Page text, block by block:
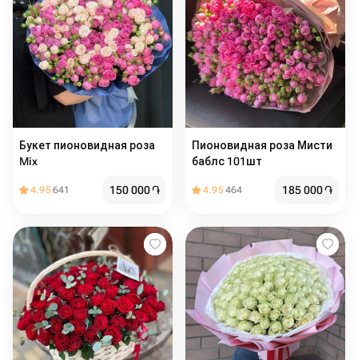
Букет пионовидная роза
Mix
4.95641 150 000֏
Пионовидная роза Мисти
баблс 101шт
4.95464 185 000֏